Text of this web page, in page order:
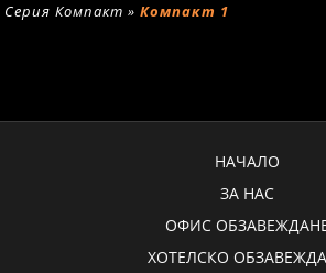
Серия Компакт »Компакт 1
НАЧАЛО
ЗА НАС
ОФИС
ХОТЕЛСКО